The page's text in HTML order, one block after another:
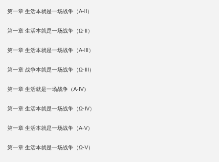
第一章 生活本就是一场战争（A-II）
第一章 生活本就是一场战争（Ω-II）
第一章 生活本就是一场战争（A-III）
第一章 战争本就是一场战争（Ω-III）
第一章 生活就是一场战争（A-IV）
第一章 生活本就是一场战争（Ω-IV）
第一章 生活本就是一场战争（A-V）
第一章 生活本就是一场战争（Ω-V）